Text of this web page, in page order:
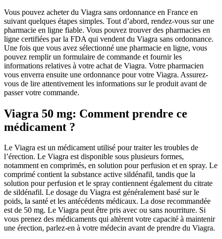
Vous pouvez acheter du Viagra sans ordonnance en France en
suivant quelques étapes simples. Tout d’abord, rendez-vous sur une
pharmacie en ligne fiable. Vous pouvez trouver des pharmacies en
ligne certifiées par la FDA qui vendent du Viagra sans ordonnance.
Une fois que vous avez sélectionné une pharmacie en ligne, vous
pouvez remplir un formulaire de commande et fournir les
informations relatives à votre achat de Viagra. Votre pharmacien
vous enverra ensuite une ordonnance pour votre Viagra. Assurez-
vous de lire attentivement les informations sur le produit avant de
passer votre commande.
Viagra 50 mg: Comment prendre ce
médicament ?
Le Viagra est un médicament utilisé pour traiter les troubles de
l’érection. Le Viagra est disponible sous plusieurs formes,
notamment en comprimés, en solution pour perfusion et en spray. Le
comprimé contient la substance active sildénafil, tandis que la
solution pour perfusion et le spray contiennent également du citrate
de sildénafil. Le dosage du Viagra est généralement basé sur le
poids, la santé et les antécédents médicaux. La dose recommandée
est de 50 mg. Le Viagra peut être pris avec ou sans nourriture. Si
vous prenez des médicaments qui altèrent votre capacité à maintenir
une érection, parlez-en à votre médecin avant de prendre du Viagra.